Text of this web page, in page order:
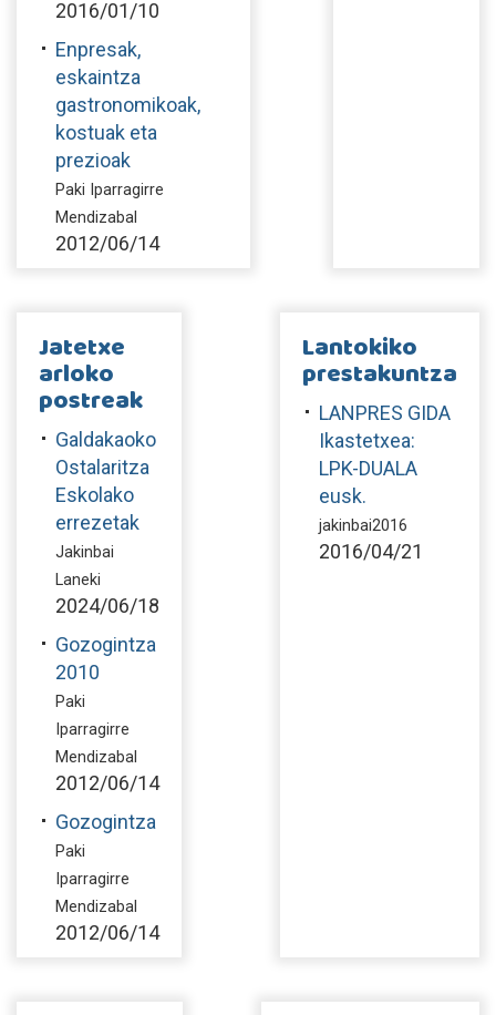
2016/01/10
Enpresak,
eskaintza
gastronomikoak,
kostuak eta
prezioak
Paki Iparragirre
Mendizabal
2012/06/14
Jatetxe
arloko
postreak
Galdakaoko
Ostalaritza
Eskolako
errezetak
Jakinbai
Laneki
2024/06/18
Gozogintza
2010
Paki
Iparragirre
Mendizabal
2012/06/14
Gozogintza
Paki
Iparragirre
Mendizabal
2012/06/14
Lantokiko
prestakuntza
LANPRES GIDA
Ikastetxea:
LPK-DUALA
eusk.
jakinbai2016
2016/04/21